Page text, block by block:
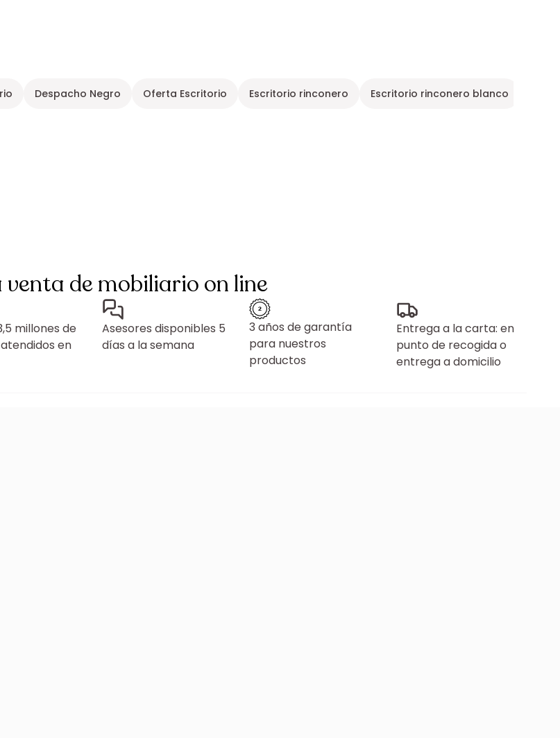
Despacho Negro Oferta Escritorio Escritorio rinconero Escritorio rinconero blanco
venta de mobiliario on line
millones de
en
Asesores disponibles 5
días a la semana
3 años de garantía
para nuestros
productos
Entrega a la carta: en
punto de recogida o
entrega a domicilio